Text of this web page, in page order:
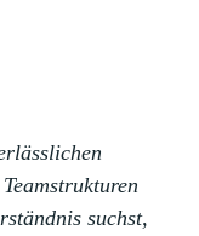
suchst,